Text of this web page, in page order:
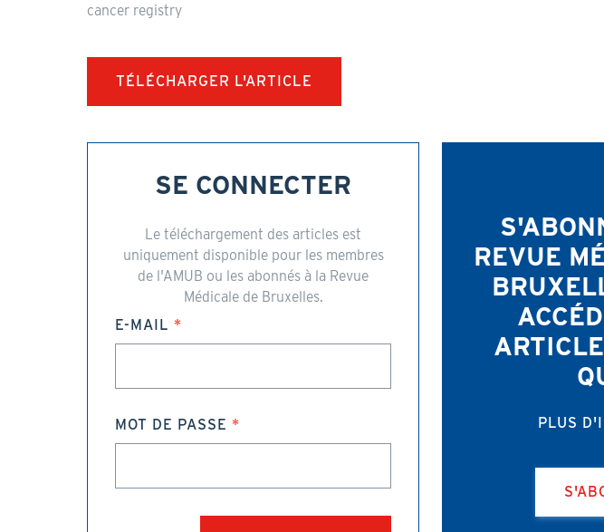
cancer registry
TÉLÉCHARGER L'ARTICLE
SE CONNECTER
Le téléchargement des articles est
uniquement disponible pour les membres
de l'AMUB ou les abonnés à la Revue
Médicale de Bruxelles.
E-MAIL
MOT DE PASSE
REVUE
PLUS